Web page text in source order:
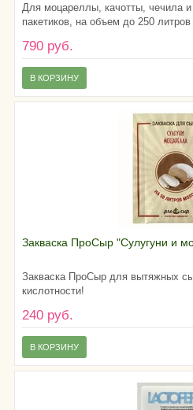
Для моцареллы, качотты, чечила
пакетиков, на объем до 250 литров
790 руб.
В КОРЗИНУ
Закваска ПроСыр "Сулугуни и
Закваска ПроСыр для вытяжных
кислотности!
240 руб.
В КОРЗИНУ